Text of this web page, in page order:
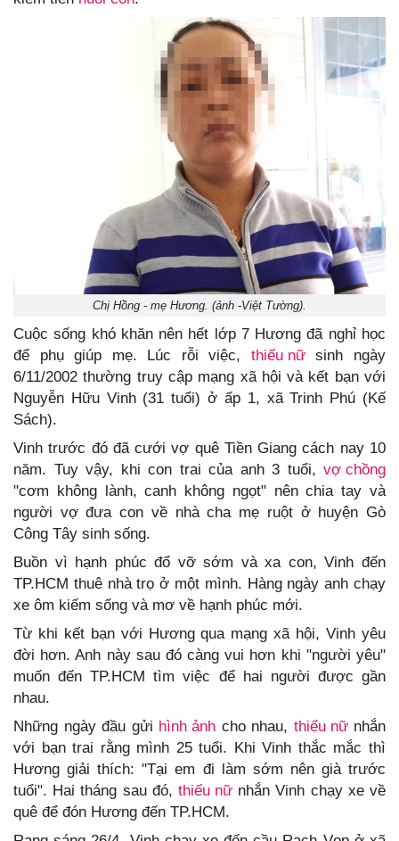
Chị Hồng - mẹ Hương. (ảnh -Việt Tường).
Cuộc sống khó khăn nên hết lớp 7 Hương đã nghỉ học
để phụ giúp mẹ. Lúc rỗi việc, thiếu nữsinh ngày
6/11/2002 thường truy cập mạng xã hội và kết bạn với
Nguyễn Hữu Vinh (31 tuổi) ở ấp 1, xã Trinh Phú (Kế
Sách).
Vinh trước đó đã cưới vợ quê Tiền Giang cách nay 10
năm. Tuy vậy, khi con trai của anh 3 tuổi, vợ chồng
"cơm không lành, canh không ngọt" nên chia tay và
người vợ đưa con về nhà cha mẹ ruột ở huyện Gò
Công Tây sinh sống.
Buồn vì hạnh phúc đổ vỡ sớm và xa con, Vinh đến
TP.HCM thuê nhà trọ ở một mình. Hàng ngày anh chạy
xe ôm kiếm sống và mơ về hạnh phúc mới.
Từ khi kết bạn với Hương qua mạng xã hội, Vinh yêu
đời hơn. Anh này sau đó càng vui hơn khi "người yêu"
muốn đến TP.HCM tìm việc để hai người được gần
nhau.
Những ngày đầu gửi hình ảnh cho nhau, thiếu nữnhắn
với bạn trai rằng mình 25 tuổi. Khi Vinh thắc mắc thì
Hương giải thích: "Tại em đi làm sớm nên già trước
tuổi". Hai tháng sau đó, thiếu nữ nhắn Vinh chạy xe về
quê để đón Hương đến TP.HCM.